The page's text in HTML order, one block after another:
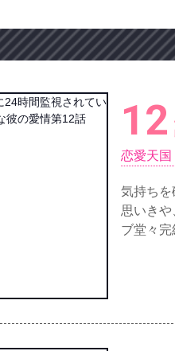
12
恋愛天
気持ちを
思いき
ブ堂々完